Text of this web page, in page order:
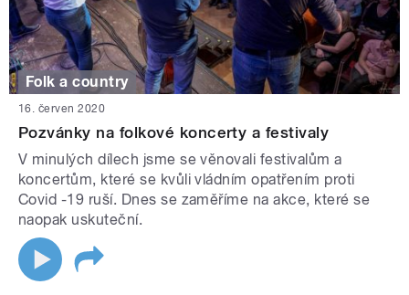
Folk a country
16. červen 2020
Pozvánky na folkové koncerty a festivaly
V minulých dílech jsme se věnovali festivalům a
koncertům, které se kvůli vládním opatřením proti
Covid -19 ruší. Dnes se zaměříme na akce, které se
naopak uskuteční.